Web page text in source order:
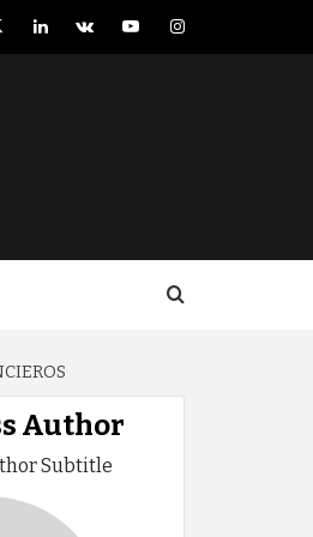
LinkedIn
VK YouTubeInstagram
Author
Subtitle